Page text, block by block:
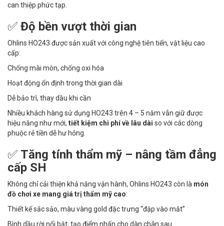
can thiệp phức tạp.
✅ Độ bền vượt thời gian
Ohlins HO243 được sản xuất với công nghệ tiên tiến, vật liệu cao
cấp:
Chống mài mòn, chống oxi hóa
Hoạt động ổn định trong thời gian dài
Dễ bảo trì, thay dầu khi cần
Nhiều khách hàng sử dụng HO243 trên 4 – 5 năm vẫn giữ được
hiệu năng như mới, tiết kiệm chi phí về lâu dài so với các dòng
phuộc rẻ tiền dễ hư hỏng.
✅ Tăng tính thẩm mỹ – nâng tầm đẳng
cấp SH
Không chỉ cải thiện khả năng vận hành, Ohlins HO243 còn là món
đồ chơi xe mang giá trị thẩm mỹ cao:
Thiết kế sắc sảo, màu vàng gold đặc trưng “đập vào mắt”
Bình dầu rời nổi bật, tạo điểm nhấn cho dàn chân sau